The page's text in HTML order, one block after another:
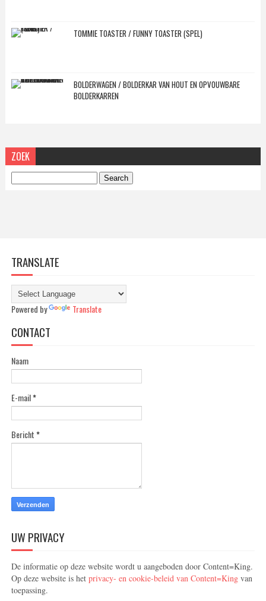
TOMMIE TOASTER / FUNNY TOASTER (SPEL)
BOLDERWAGEN / BOLDERKAR VAN HOUT EN OPVOUWBARE
BOLDERKARREN
ZOEK
TRANSLATE
Powered by Translate
CONTACT
Naam
E-mail*
Bericht*
UW PRIVACY
De informatie op deze website wordt u aangeboden door Content=King.
Op deze website is het privacy- en cookie-beleid van Content=Kingvan
toepassing.